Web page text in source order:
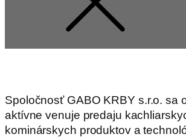
Spoločnosť GABO KRBY s.r.o. sa
aktívne venuje predaju
kominárskych produktov a